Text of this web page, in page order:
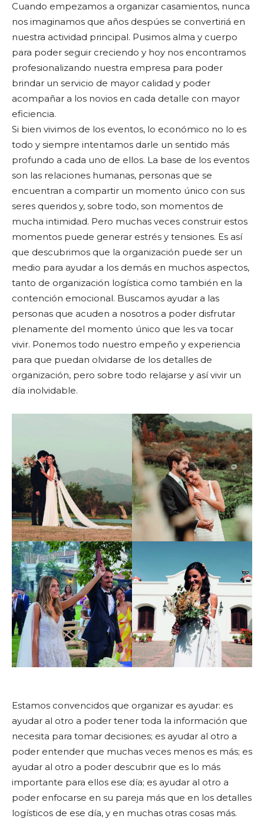
Cuando empezamos a organizar casamientos, nunca
nos imaginamos que años despúes se convertiriá en
nuestra actividad principal. Pusimos alma y cuerpo
para poder seguir creciendo y hoy nos encontramos
profesionalizando nuestra empresa para poder
brindar un servicio de mayor calidad y poder
acompañar a los novios en cada detalle con mayor
eficiencia.
Si bien vivimos de los eventos, lo económico no lo es
todo y siempre intentamos darle un sentido más
profundo a cada uno de ellos. La base de los eventos
son las relaciones humanas, personas que se
encuentran a compartir un momento único con sus
seres queridos y, sobre todo, son momentos de
mucha intimidad. Pero muchas veces construir estos
momentos puede generar estrés y tensiones. Es así
que descubrimos que la organización puede ser un
medio para ayudar a los demás en muchos aspectos,
tanto de organización logística como también en la
contención emocional. Buscamos ayudar a las
personas que acuden a nosotros a poder disfrutar
plenamente del momento único que les va tocar
vivir. Ponemos todo nuestro empeño y experiencia
para que puedan olvidarse de los detalles de
organización, pero sobre todo relajarse y así vivir un
día inolvidable.
Estamos convencidos que organizar es ayudar: es
ayudar al otro a poder tener toda la información que
necesita para tomar decisiones; es ayudar al otro a
poder entender que muchas veces menos es más; es
ayudar al otro a poder descubrir que es lo más
importante para ellos ese día; es ayudar al otro a
poder enfocarse en su pareja más que en los detalles
logísticos de ese día, y en muchas otras cosas más.